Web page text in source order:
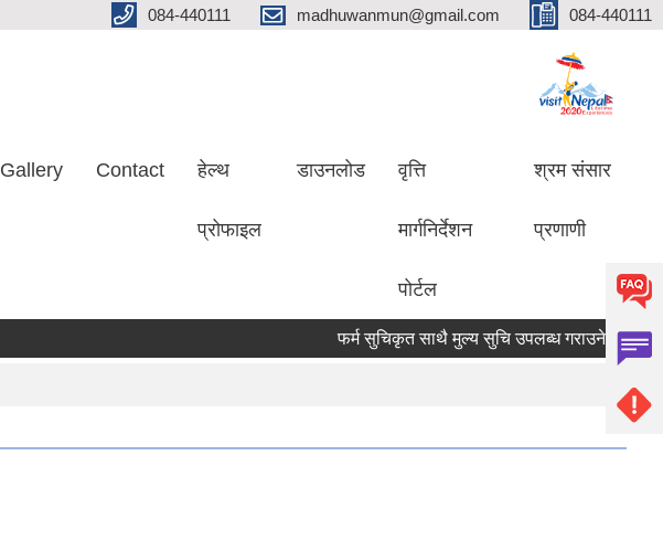
084-440111 madhuwanmun@gmail.com 084-440111
Gallery Contact हेल्थ
प्रोफाइल
डाउनलोड वृत्ति
मार्गनिर्देशन
पोर्टल
श्रम संसार
प्रणाणी
फर्म सुचिकृत साथै मुल्य सुचि उपलब्ध गराउने सम्बन्धमा